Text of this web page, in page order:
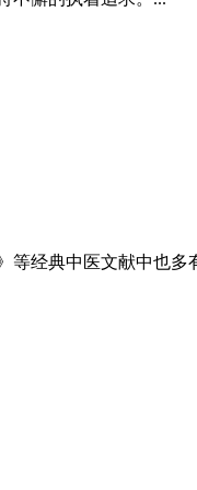
等经典中医文献中也多